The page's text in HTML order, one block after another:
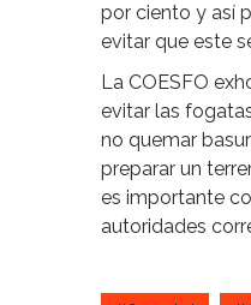
por ciento y así
evitar que este
La COESFO
evitar las
no quemar
preparar un
es importante
autoridades